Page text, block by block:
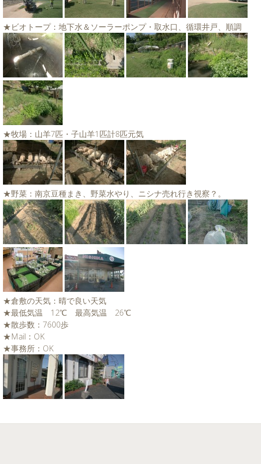
★ビオトープ：地下水＆ソーラーポンプ・取水口、循環井戸、順調
★牧場：山羊7匹・子山羊1匹計8匹元気
★野菜：南京豆種まき、野菜水やり、ニシナ売れ行き視察？。
★倉敷の天気：晴で良い天気
★最低気温 12℃ 最高気温 26℃
★散歩数：7600歩
★Mail：OK
★事務所：OK